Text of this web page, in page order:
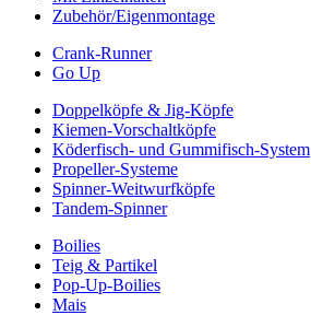
Zubehör/Eigenmontage
Crank-Runner
Go Up
Doppelköpfe & Jig-Köpfe
Kiemen-Vorschaltköpfe
Köderfisch- und Gummifisch-System
Propeller-Systeme
Spinner-Weitwurfköpfe
Tandem-Spinner
Boilies
Teig & Partikel
Pop-Up-Boilies
Mais